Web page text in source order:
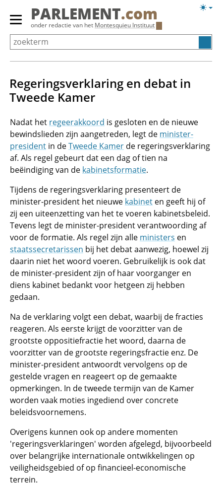
Overslaan
Primair
menu
tonen/verbergen
PARLEMENT.com
onder redactie van het Montesquieu Instituut
Regeringsverklaring en debat in
Tweede Kamer
Nadat het regeerakkoord is gesloten en de nieuwe
bewindslieden zijn aangetreden, legt de minister-
president in deTweede Kamer de regeringsverklaring
af. Als regel gebeurt dat een dag of tien na
beëindiging van de kabinetsformatie.
Tijdens de regeringsverklaring presenteert de
minister-president het nieuwe kabinet en geeft hij of
zij een uiteenzetting van het te voeren kabinetsbeleid.
Tevens legt de minister-president verantwoording af
voor de formatie. Als regel zijn alle ministers en
staatssecretarissen bij het debat aanwezig, hoewel zij
daarin niet het woord voeren. Gebruikelijk is ook dat
de minister-president zijn of haar voorganger en
diens kabinet bedankt voor hetgeen zij hebben
gedaan.
Na de verklaring volgt een debat, waarbij de fracties
reageren. Als eerste krijgt de voorzitter van de
grootste oppositiefractie het woord, daarna de
voorzitter van de grootste regeringsfractie enz. De
minister-president antwoordt vervolgens op de
gestelde vragen en reageert op de gemaakte
opmerkingen. In de tweede termijn van de Kamer
worden vaak moties ingediend over concrete
beleidsvoornemens.
Overigens kunnen ook op andere momenten
'regeringsverklaringen' worden afgelegd, bijvoorbeeld
over belangrijke internationale ontwikkelingen op
veiligheidsgebied of op financieel-economische
terrein.